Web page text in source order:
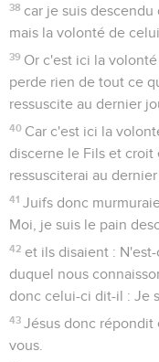
38 car je suis
mais la volonté de
39 Or c'est ici la
perde rien de tout ce
ressuscite au dernier
40 Car c'est ici la
discerne le Fils et
ressusciterai au dernier
41 Juifs donc
Moi, je suis le pain
42 et ils disaient :
duquel nous
donc celui-ci dit-il : Je
43 Jésus donc répondit
vous.